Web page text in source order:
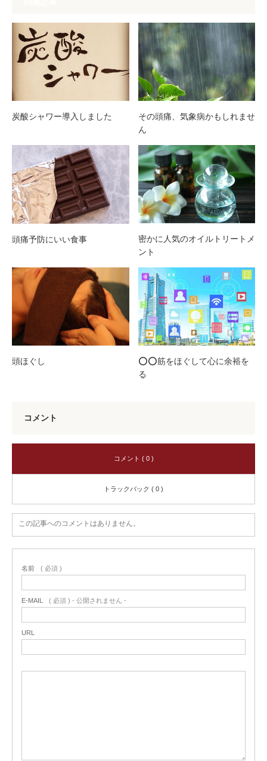
炭酸シャワー導入しました
その頭痛、気象病かもしれませ
ん
頭痛予防にいい食事
密かに人気のオイルトリートメ
ント
頭ほぐし
⭕️⭕️筋をほぐして心に余裕を
る
コメント
コメント ( 0 )
トラックバック ( 0 )
この記事へのコメントはありません。
名前 ( 必須 )
E-MAIL ( 必須 ) - 公開されません -
URL